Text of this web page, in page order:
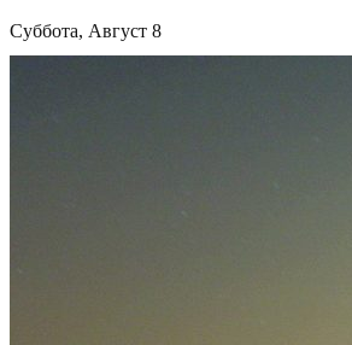
Суббота, Август 8